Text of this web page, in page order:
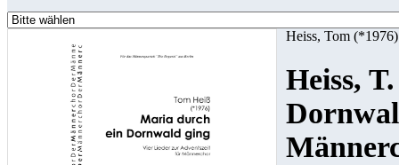
Heiss, Tom (*1976)
Heiss,